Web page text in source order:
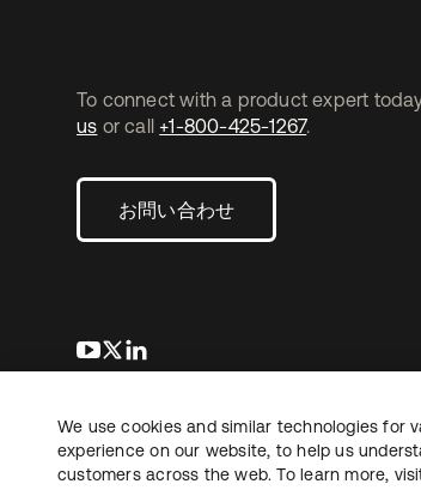
To connect with a product expert
us or call +1-800-425-1267.
お問い合わせ
新しいタブで開く
新しいタブで開く
Copyright © 2026 Okta. All rights reserved.
We use cookies and similar technologies for
experience on our website, to help us
customers across the web. To learn more,